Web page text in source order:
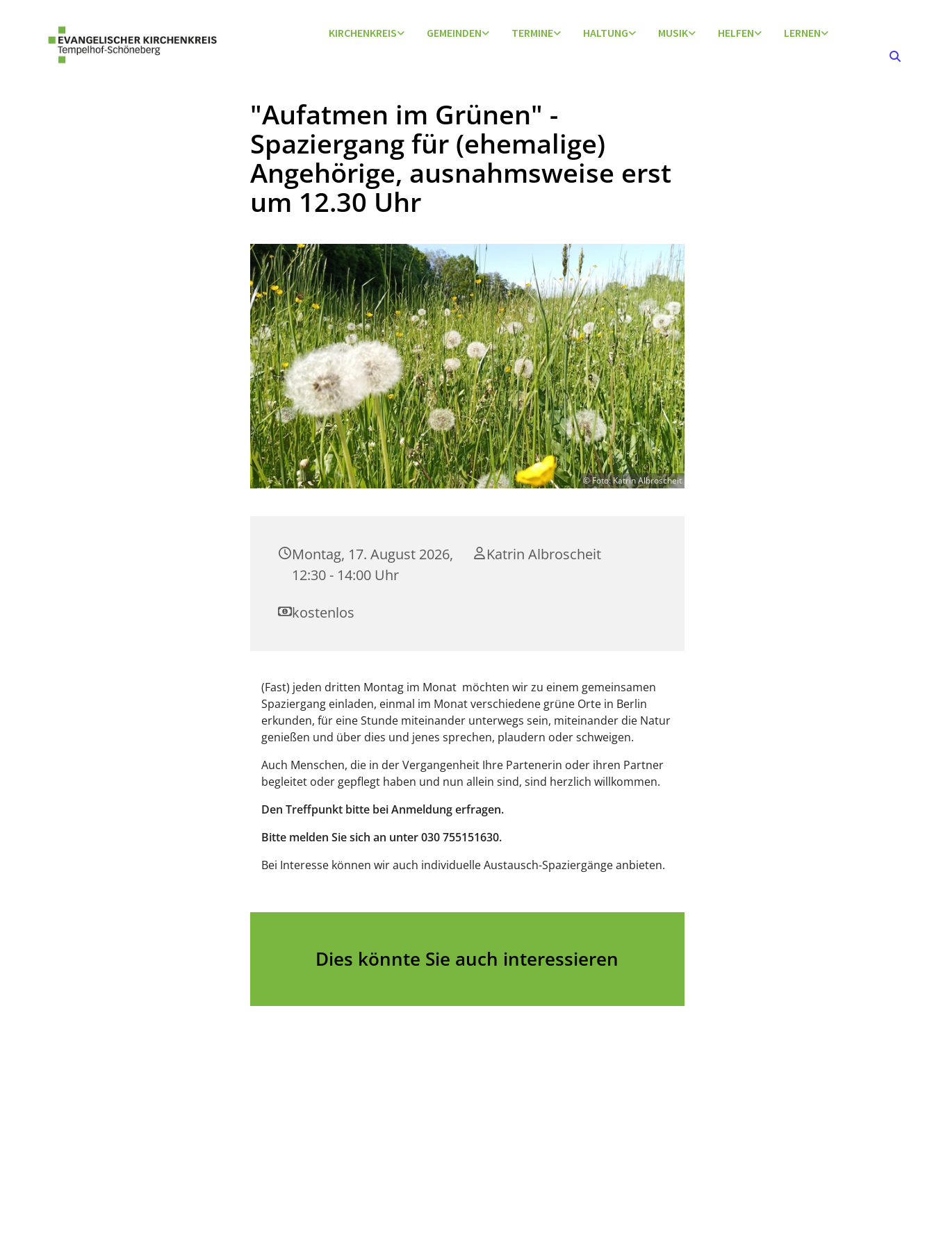
KIRCHENKREIS GEMEINDEN TERMINE HALTUNG MUSIK HELFEN LERNEN
"Aufatmen im Grünen" -
Spaziergang für (ehemalige)
Angehörige, ausnahmsweise erst
um 12.30 Uhr
© Foto: Katrin Albroscheit
Montag, 17. August 2026,
12:30 - 14:00 Uhr
Katrin Albroscheit
kostenlos
(Fast) jeden dritten Montag im Monat möchten wir zu einem gemeinsamen
Spaziergang einladen, einmal im Monat verschiedene grüne Orte in Berlin
erkunden, für eine Stunde miteinander unterwegs sein, miteinander die Natur
genießen und über dies und jenes sprechen, plaudern oder schweigen.
Auch Menschen, die in der Vergangenheit Ihre Partenerin oder ihren Partner
begleitet oder gepflegt haben und nun allein sind, sind herzlich willkommen.
Den Treffpunkt bitte bei Anmeldung erfragen.
Bitte melden Sie sich an unter 030 755151630.
Bei Interesse können wir auch individuelle Austausch-Spaziergänge anbieten.
Dies könnte Sie auch interessieren